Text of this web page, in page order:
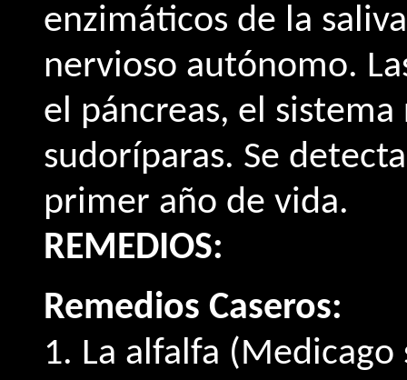
enzimáticos de la
nervioso autónomo.
el páncreas, el
sudoríparas. Se
primer año de vida.
REMEDIOS:
Remedios Caseros:
1. La alfalfa